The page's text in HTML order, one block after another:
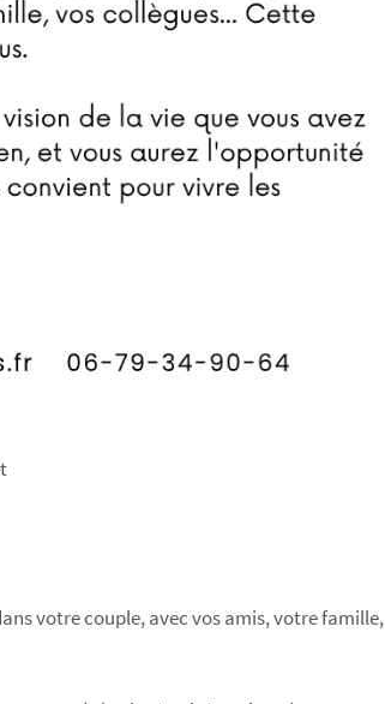
votre couple, avec vos amis, votre famille,